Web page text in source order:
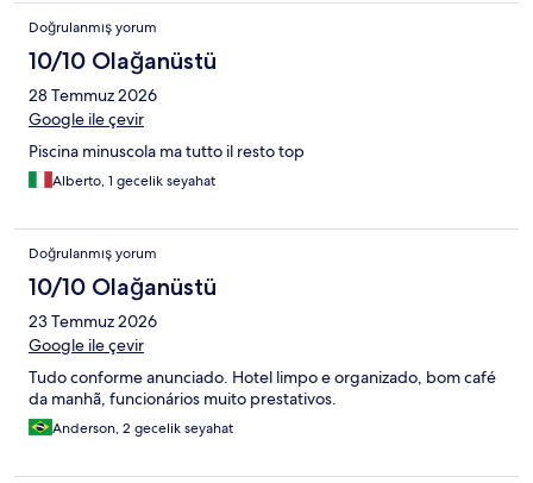
Doğrulanmış yorum
10/10 Olağanüstü
28 Temmuz 2026
Google ile çevir
Piscina minuscola ma tutto il resto top
Alberto, 1 gecelik seyahat
Doğrulanmış yorum
10/10 Olağanüstü
23 Temmuz 2026
Google ile çevir
Tudo conforme anunciado. Hotel limpo e organizado, bom café
da manhã, funcionários muito prestativos.
Anderson, 2 gecelik seyahat